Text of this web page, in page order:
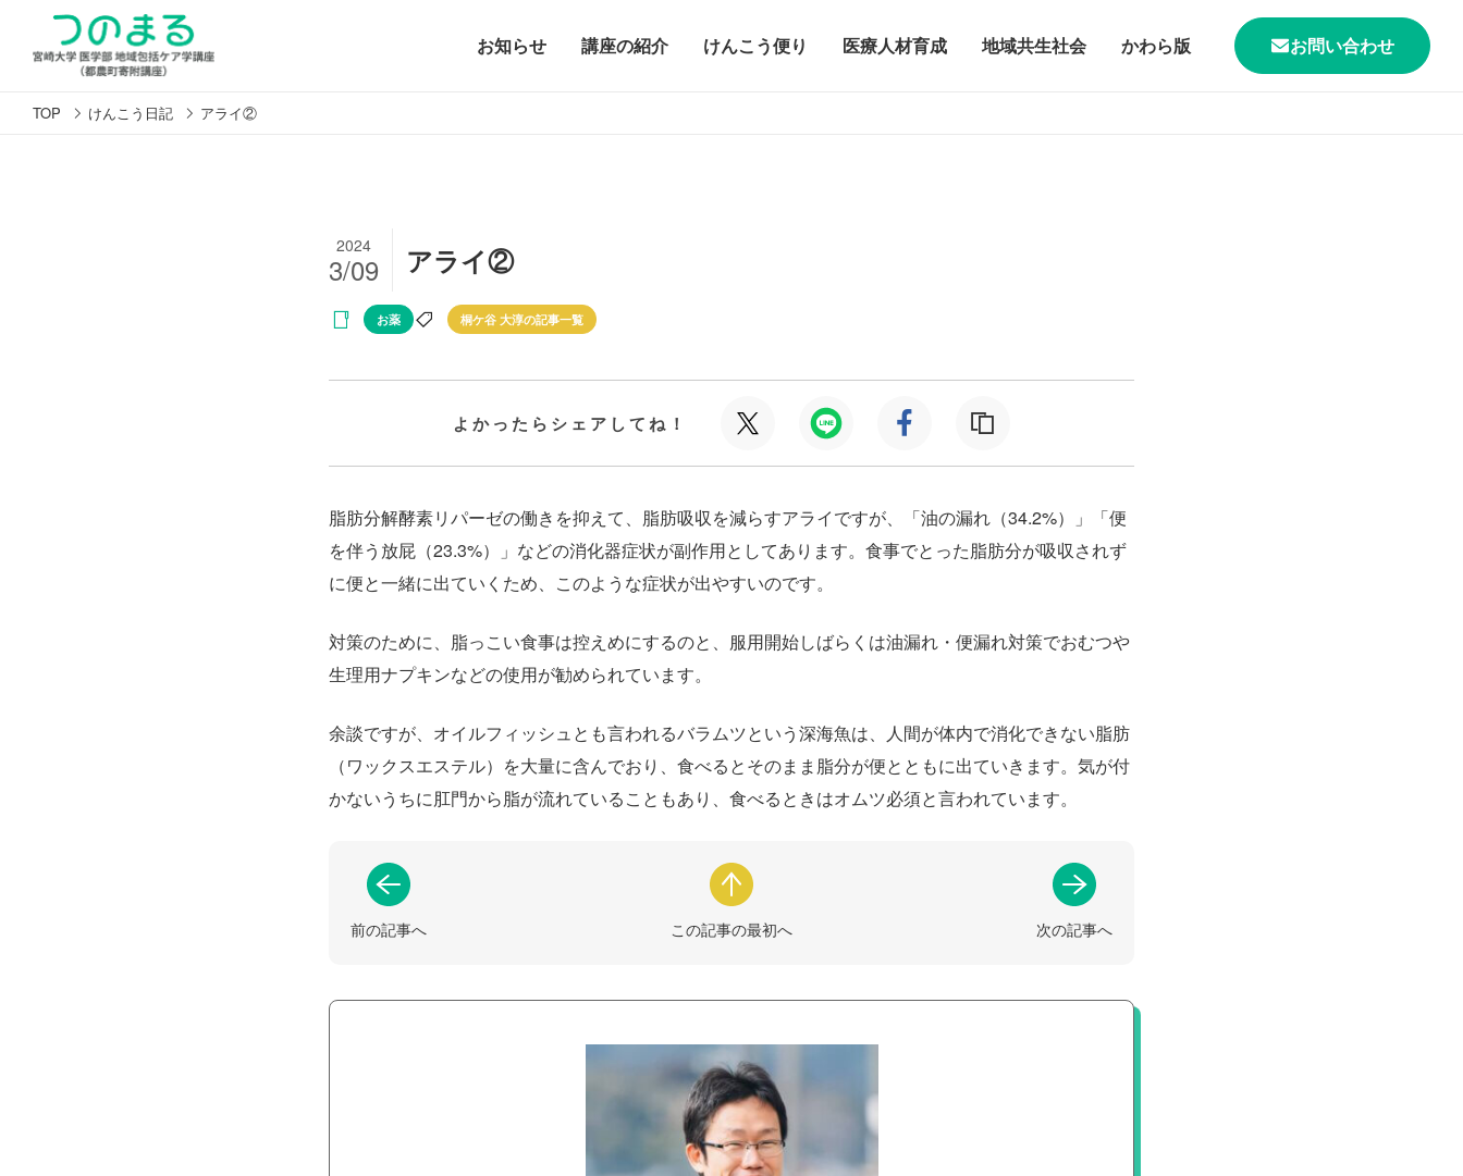
お知らせ 講座の紹介 けんこう便り 医療人材育成 地域共生社会 かわら版 お問い合わせ
TOP けんこう日記 アライ②
アライ②
2024
3/09
お薬 桐ケ谷 大淳の記事一覧
よかったらシェアしてね！
脂肪分解酵素リパーゼの働きを抑えて、脂肪吸収を減らすアライですが、「油の漏れ（34.2%）」「便
を伴う放屁（23.3%）」などの消化器症状が副作用としてあります。食事でとった脂肪分が吸収されず
に便と一緒に出ていくため、このような症状が出やすいのです。
対策のために、脂っこい食事は控えめにするのと、服用開始しばらくは油漏れ・便漏れ対策でおむつや
生理用ナプキンなどの使用が勧められています。
余談ですが、オイルフィッシュとも言われるバラムツという深海魚は、人間が体内で消化できない脂肪
（ワックスエステル）を大量に含んでおり、食べるとそのまま脂分が便とともに出ていきます。気が付
かないうちに肛門から脂が流れていることもあり、食べるときはオムツ必須と言われています。
前の記事へ この記事の最初へ 次の記事へ